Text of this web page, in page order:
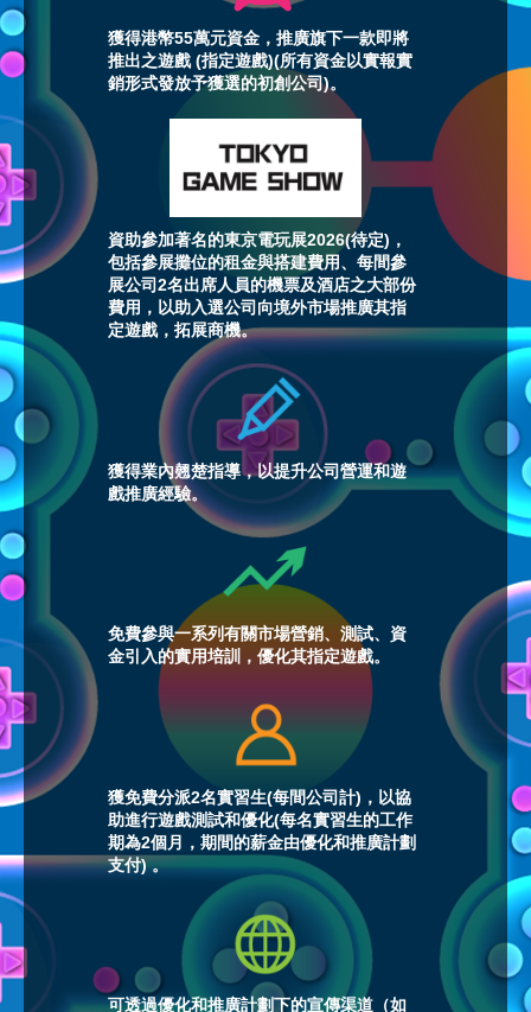
獲得港幣55萬元資金，推廣旗下一款即將
推出之遊戲 (指定遊戲)(所有資金以實報實
銷形式發放予獲選的初創公司)。
資助參加著名的東京電玩展2026(待定)，
包括參展攤位的租金與搭建費用、每間參
展公司2名出席人員的機票及酒店之大部份
費用，以助入選公司向境外市場推廣其指
定遊戲，拓展商機。
獲得業內翹楚指導，以提升公司營運和遊
戲推廣經驗。
免費參與一系列有關市場營銷、測試、資
金引入的實用培訓，優化其指定遊戲。
獲免費分派2名實習生(每間公司計)，以協
助進行遊戲測試和優化(每名實習生的工作
期為2個月，期間的薪金由優化和推廣計劃
支付) 。
可透過優化和推廣計劃下的宣傳渠道（如